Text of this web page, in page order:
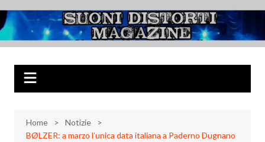
al
contenuto
Suoni Distorti
Magazine
Musica Rock, Metal, Punk e varie sonorità alternative
Home
Notizie
BØLZER: a marzo l’unica data italiana a Paderno Dugnano